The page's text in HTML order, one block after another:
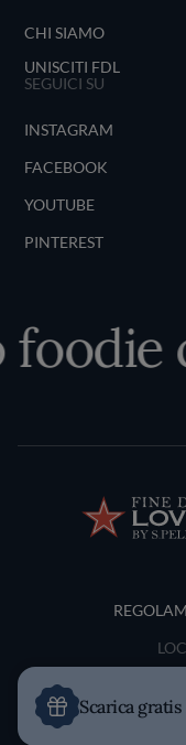
CHI SIAMO
UNISCITI FDL
SEGUICI SU
INSTAGRAM
FACEBOOK
YOUTUBE
PINTEREST
Terms
Scarica